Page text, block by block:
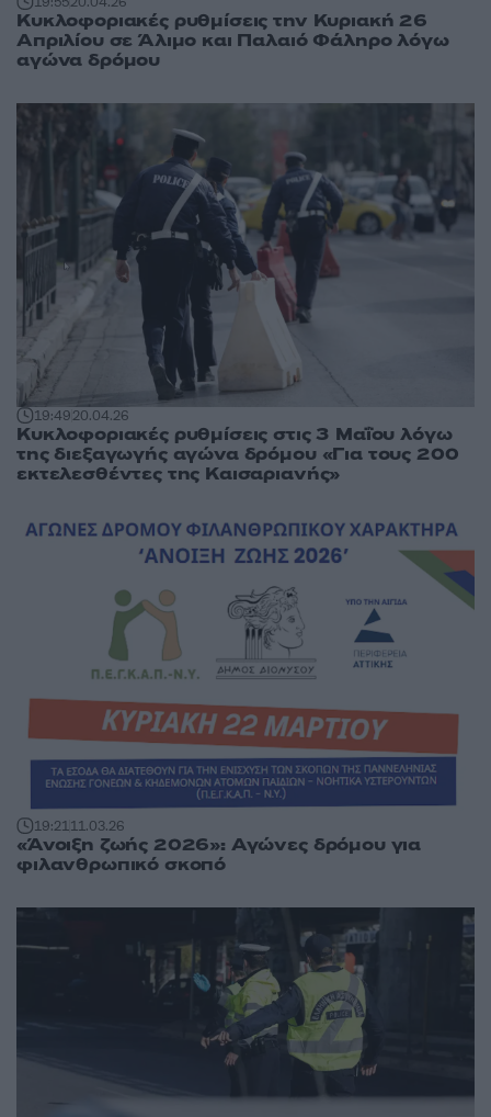
Κυκλοφοριακές ρυθμίσεις την Κυριακή 26
Απριλίου σε Άλιμο και Παλαιό Φάληρο λόγω
αγώνα δρόμου
19:4920.04.26
Κυκλοφοριακές ρυθμίσεις στις 3 Μαΐου λόγω
της διεξαγωγής αγώνα δρόμου «Για τους 200
εκτελεσθέντες της Καισαριανής»
19:2111.03.26
«Άνοιξη ζωής 2026»: Αγώνες δρόμου για
φιλανθρωπικό σκοπό